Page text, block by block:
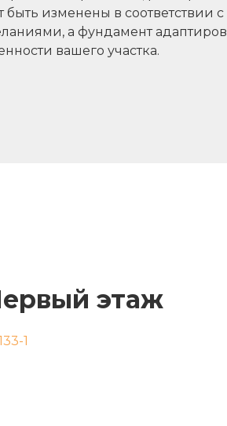
быть изменены в соответствии
а фундамент
вашего участка.
этаж